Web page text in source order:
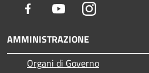
Facebook YoutubeInstagram
AMMINISTRAZIONE
Organi di Governo